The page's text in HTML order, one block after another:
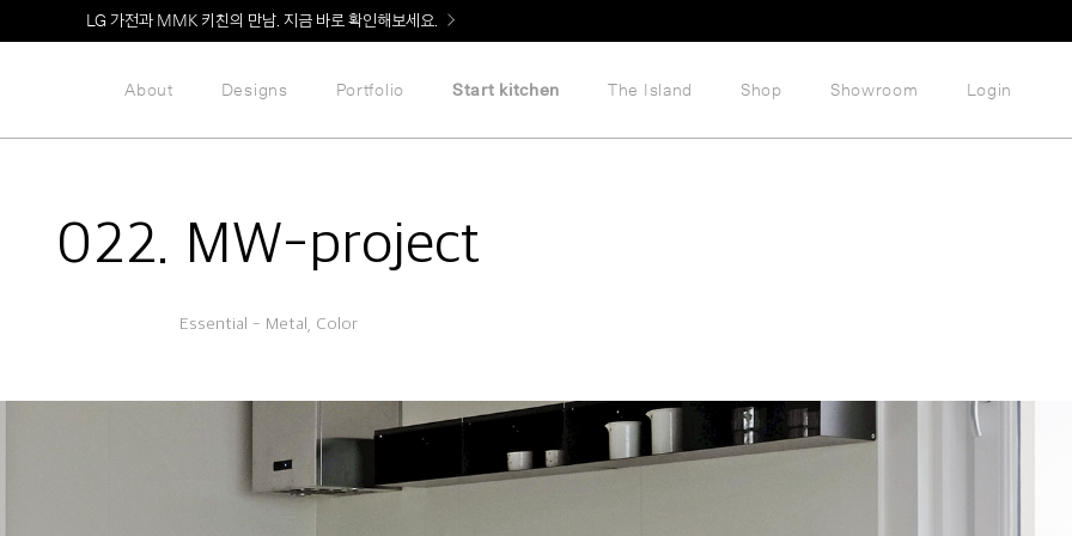
Welcome! 신규 회원가입 시 MMK Shop Coupon (총 60만원) 지급
About Designs Portfolio Start kitchen The Island Shop Showroom Login
022. MW-project
Essential - Metal, Color